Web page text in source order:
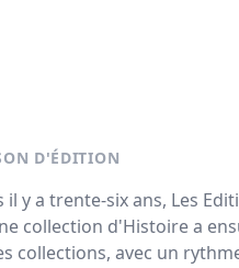
D'ÉDITION
il y a trente-six ans, Les
collection d'Histoire a
collections, avec un